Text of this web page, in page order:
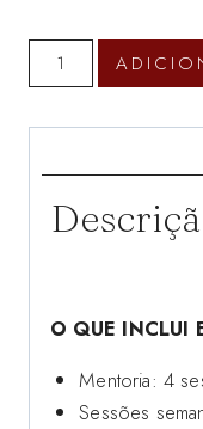
Quantidade
de
FOCO
Parcelado
O QUE INCLUI
Mentoria: 4
Sessões